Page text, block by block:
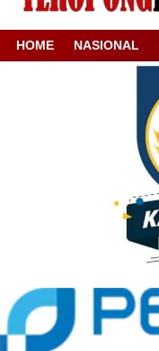
HOME NASIONAL